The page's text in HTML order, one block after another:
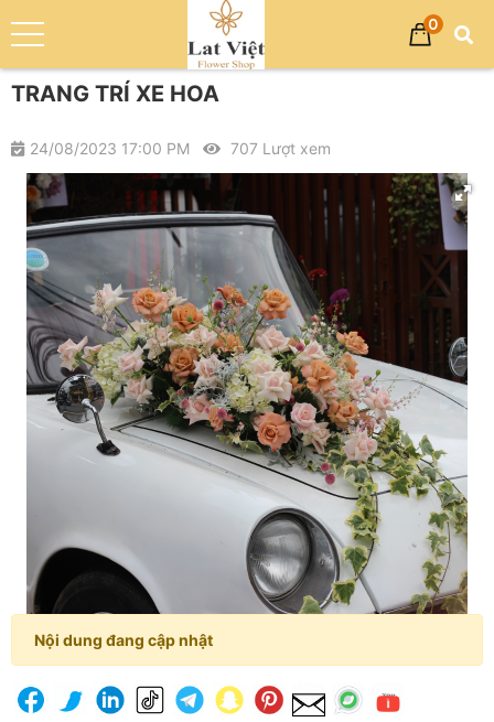
0
Trang chủ TRANG TRÍ XE HOA
TRANG TRÍ XE HOA
24/08/2023 17:00 PM 707 Lượt xem
Nội dung đang cập nhật